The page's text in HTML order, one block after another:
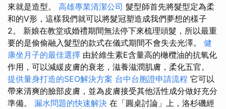
來就是造型。 高雄專業清潔公司 髮型師首先將髮型定為柔
和的V形，這樣我們就可以將髮冠塑造成我們夢想的樣子
2。 新娘在教堂或婚禮期間無法停下來梳理頭髮，所以最重
要的是偷偷融入髮型的款式在儀式期間不會失去光澤。 健
康坐月子的最佳選擇 由於維生素E含量高的橄欖油的抗氧化
作用，可以減緩皮膚的衰老，滋養滋潤肌膚，柔化五官。
提供量身打造的SEO解決方案 台中台胞證申請流程 它可以
帶來清爽的臉部皮膚，並為皮膚接受其他活性成分做好充分
準備。 漏水問題的快速解決 在「圓桌討論」上，洛杉磯經